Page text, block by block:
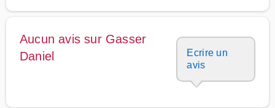
Aucun avis sur Gasser
Daniel
Ecrire un
avis